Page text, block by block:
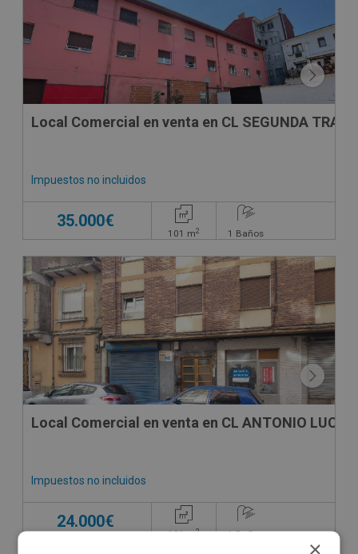
Local Comercial en venta en CL SEGUNDA
Impuestos no incluidos
35.000€
101 m2 1 Baños
SUJETO A IVA
Local Comercial en venta en CL ANTONIO LUCIO
Impuestos no incluidos
24.000€
191m2 1Baños
×